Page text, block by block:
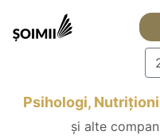
Psihologi,
și alte